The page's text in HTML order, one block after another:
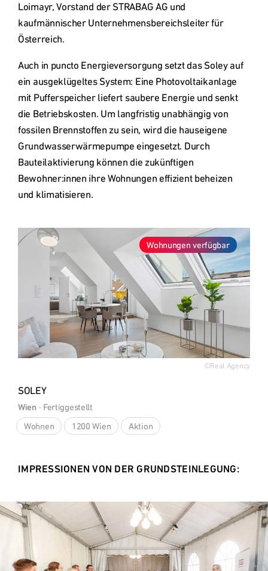
Loimayr, Vorstand der STRABAG AG und
kaufmännischer Unternehmensbereichsleiter für
Österreich.
Auch in puncto Energieversorgung setzt das Soley auf
ein ausgeklügeltes System: Eine Photovoltaikanlage
mit Pufferspeicher liefert saubere Energie und senkt
die Betriebskosten. Um langfristig unabhängig von
fossilen Brennstoffen zu sein, wird die hauseigene
Grundwasserwärmepumpe eingesetzt. Durch
Bauteilaktivierung können die zukünftigen
Bewohner:innen ihre Wohnungen effizient beheizen
und klimatisieren.
©Real Agency
SOLEY
Wien · Fertiggestellt
Typ Wohnungen verfügbar
Wohnen 1200 Wien Aktion
IMPRESSIONEN VON DER GRUNDSTEINLEGUNG: